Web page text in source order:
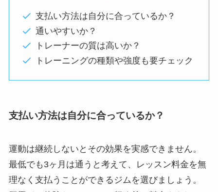
支払い方法は自分に合っているか？
通いやすいか？
トレーナーの質は高いか？
トレーニングの種類や強度も要チェック
支払い方法は自分に合っているか？
運動は継続しないとその効果を実感できません。
最低でも3ヶ月は通うと考えて、レッスン料金を無
理なく支払うことができるジムを選びましょう。